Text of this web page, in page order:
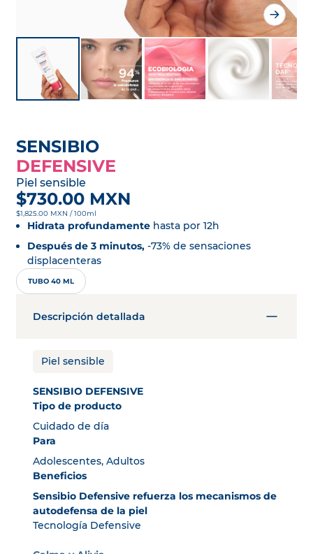
SENSIBIO
DEFENSIVE
Piel sensible
$730.00 MXN
$1,825.00 MXN / 100ml
Hidrata profundamente hasta por 12h
Después de 3 minutos, -73% de sensaciones
displacenteras
TUBO 40 ML
Descripción detallada
Piel sensible
SENSIBIO DEFENSIVE
Tipo de producto
Cuidado de día
Para
Adolescentes, Adultos
Beneficios
Sensibio Defensive refuerza los mecanismos de
autodefensa de la piel
Tecnología Defensive